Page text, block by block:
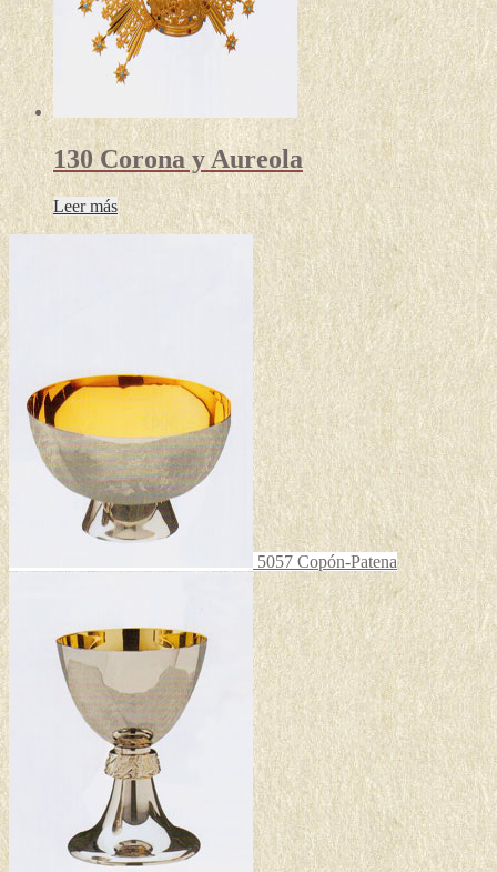
130 Corona y Aureola
Leer más
5057 Copón-Patena